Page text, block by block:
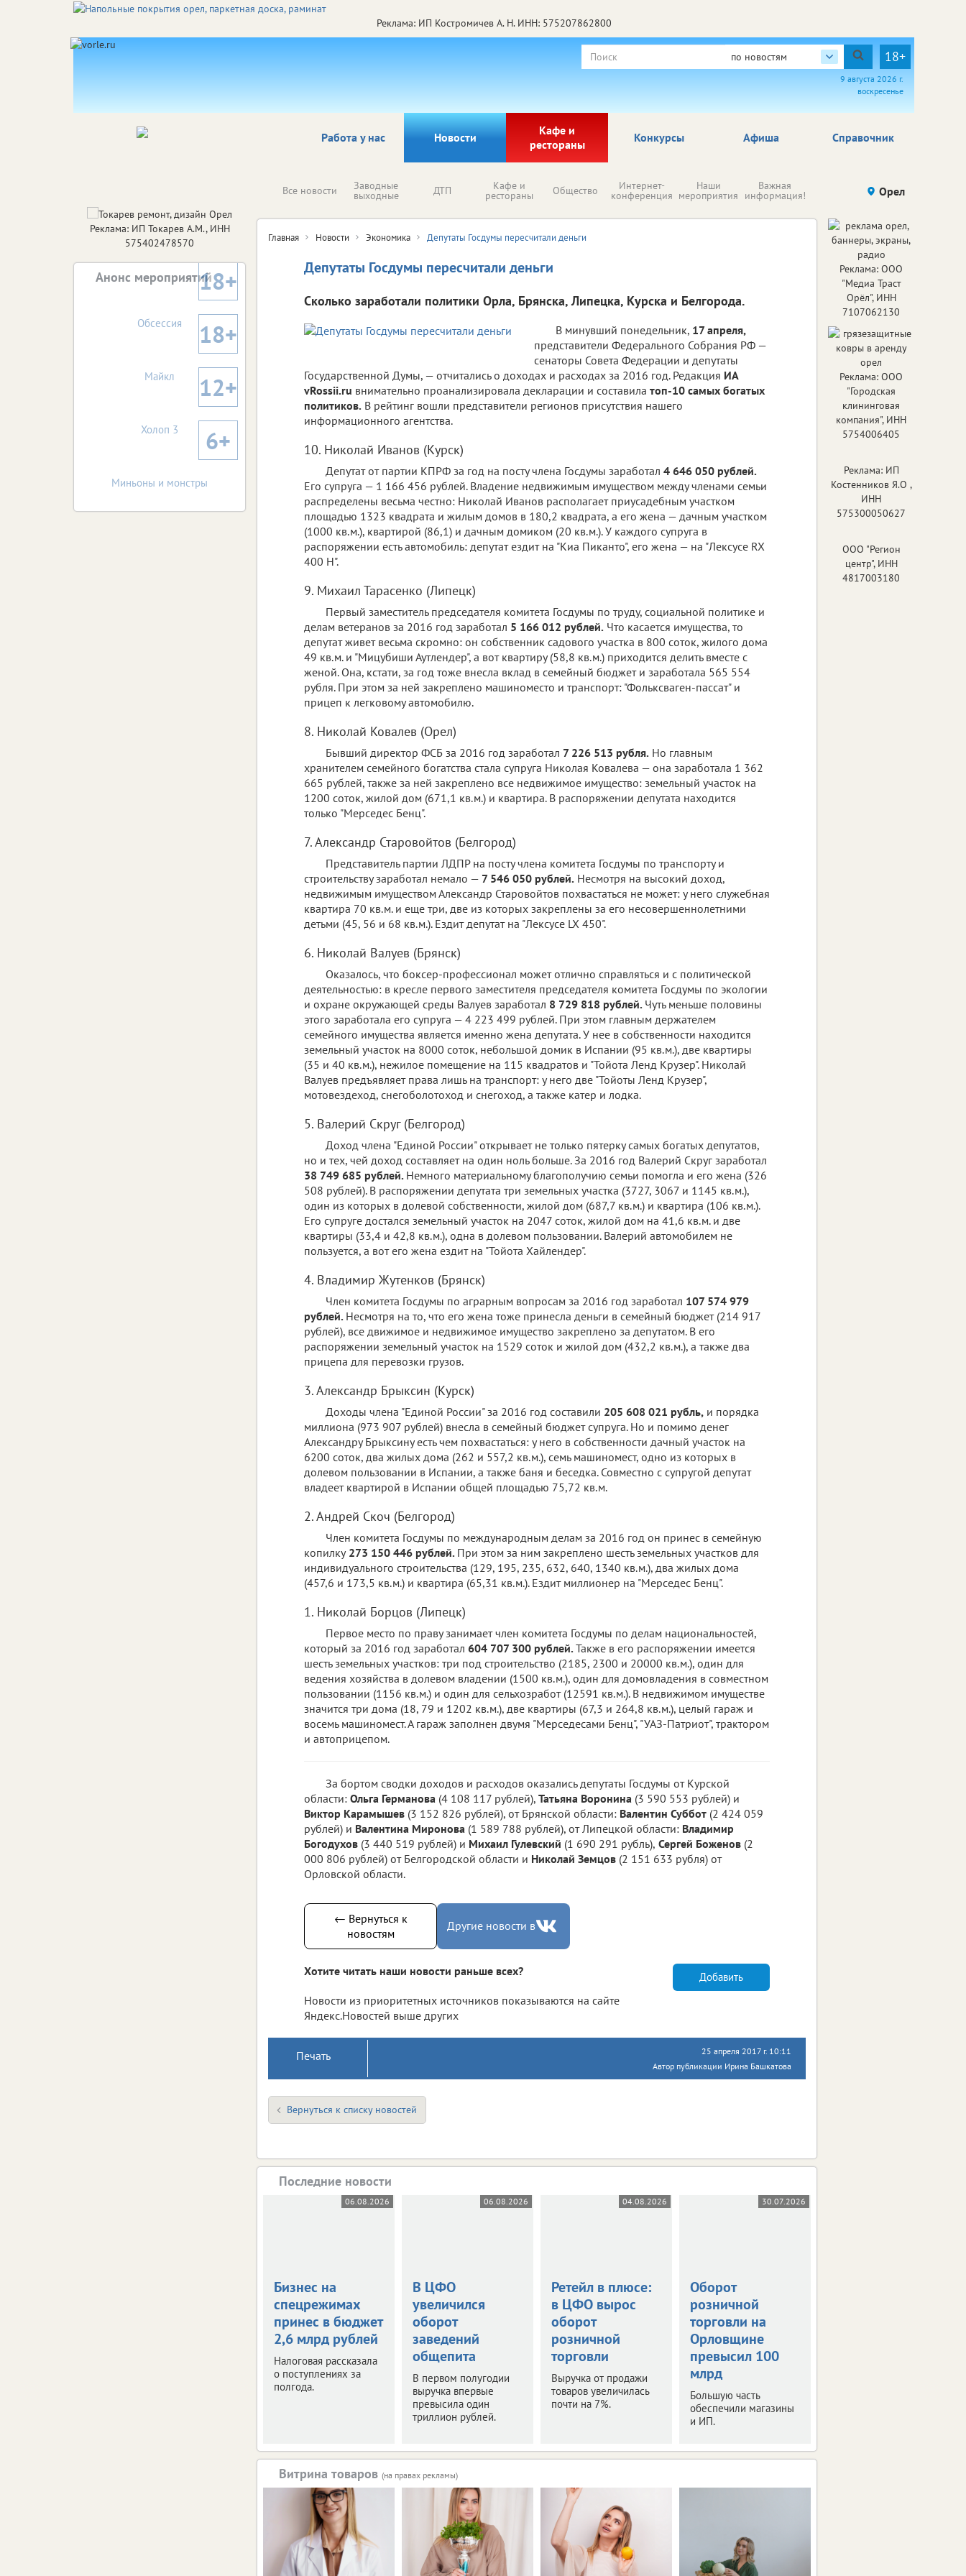
Реклама: ИП Костромичев А. Н. ИНН: 575207862800
по новостям 18+
9 августа 2026 г.
воскресенье
Работа у нас Новости
Кафе и
рестораны
Афиша Справочник
Конкурсы
Все новости Заводные
выходные ДТП Кафе и
рестораны Общество Интернет-
конференция
Наши
мероприятия
Важная
информация! Происшествия Здоровье
Орел
Главная Новости Экономика Депутаты Госдумы пересчитали деньги
Депутаты Госдумы пересчитали деньги
Сколько заработали политики Орла, Брянска, Липецка, Курска и Белгорода.
В минувший понедельник, 17 апреля,
представители Федерального Собрания РФ —
сенаторы Совета Федерации и депутаты
Государственной Думы, — отчитались о доходах и расходах за 2016 год. Редакция ИА
vRossii.ru внимательно проанализировала декларации и составила топ-10 самых богатых
политиков. В рейтинг вошли представители регионов присутствия нашего
информационного агентства.
10. Николай Иванов (Курск)
Депутат от партии КПРФ за год на посту члена Госдумы заработал 4 646 050 рублей.
Его супруга — 1 166 456 рублей. Владение недвижимым имуществом между членами семьи
распределены весьма честно: Николай Иванов располагает приусадебным участком
площадью 1323 квадрата и жилым домов в 180,2 квадрата, а его жена — дачным участком
(1000 кв.м.), квартирой (86,1) и дачным домиком (20 кв.м.). У каждого супруга в
распоряжении есть автомобиль: депутат ездит на "Киа Пиканто", его жена — на "Лексусе RX
400 Н".
9. Михаил Тарасенко (Липецк)
Первый заместитель председателя комитета Госдумы по труду, социальной политике и
делам ветеранов за 2016 год заработал 5 166 012 рублей. Что касается имущества, то
депутат живет весьма скромно: он собственник садового участка в 800 соток, жилого дома
49 кв.м. и "Мицубиши Аутлендер", а вот квартиру (58,8 кв.м.) приходится делить вместе с
женой. Она, кстати, за год тоже внесла вклад в семейный бюджет и заработала 565 554
рубля. При этом за ней закреплено машиноместо и транспорт: "Фольксваген-пассат" и
прицеп к легковому автомобилю.
8. Николай Ковалев (Орел)
Бывший директор ФСБ за 2016 год заработал 7 226 513 рубля. Но главным
хранителем семейного богатства стала супруга Николая Ковалева — она заработала 1 362
665 рублей, также за ней закреплено все недвижимое имущество: земельный участок на
1200 соток, жилой дом (671,1 кв.м.) и квартира. В распоряжении депутата находится
только "Мерседес Бенц".
7. Александр Старовойтов (Белгород)
Представитель партии ЛДПР на посту члена комитета Госдумы по транспорту и
строительству заработал немало — 7 546 050 рублей. Несмотря на высокий доход,
недвижимым имуществом Александр Старовойтов похвастаться не может: у него служебная
квартира 70 кв.м. и еще три, две из которых закреплены за его несовершеннолетними
детьми (45, 56 и 68 кв.м.). Ездит депутат на "Лексусе LX 450".
6. Николай Валуев (Брянск)
Оказалось, что боксер-профессионал может отлично справляться и с политической
деятельностью: в кресле первого заместителя председателя комитета Госдумы по экологии
и охране окружающей среды Валуев заработал 8 729 818 рублей. Чуть меньше половины
этого заработала его супруга — 4 223 499 рублей. При этом главным держателем
семейного имущества является именно жена депутата. У нее в собственности находится
земельный участок на 8000 соток, небольшой домик в Испании (95 кв.м.), две квартиры
(35 и 40 кв.м.), нежилое помещение на 115 квадратов и "Тойота Ленд Крузер". Николай
Валуев предъявляет права лишь на транспорт: у него две "Тойоты Ленд Крузер",
мотовездеход, снегоболотоход и снегоход, а также катер и лодка.
5. Валерий Скруг (Белгород)
Доход члена "Единой России" открывает не только пятерку самых богатых депутатов,
но и тех, чей доход составляет на один ноль больше. За 2016 год Валерий Скруг заработал
38 749 685 рублей. Немного материальному благополучию семьи помогла и его жена (326
508 рублей). В распоряжении депутата три земельных участка (3727, 3067 и 1145 кв.м.),
один из которых в долевой собственности, жилой дом (687,7 кв.м.) и квартира (106 кв.м.).
Его супруге достался земельный участок на 2047 соток, жилой дом на 41,6 кв.м. и две
квартиры (33,4 и 42,8 кв.м.), одна в долевом пользовании. Валерий автомобилем не
пользуется, а вот его жена ездит на "Тойота Хайлендер".
4. Владимир Жутенков (Брянск)
Член комитета Госдумы по аграрным вопросам за 2016 год заработал 107 574 979
рублей. Несмотря на то, что его жена тоже принесла деньги в семейный бюджет (214 917
рублей), все движимое и недвижимое имущество закреплено за депутатом. В его
распоряжении земельный участок на 1529 соток и жилой дом (432,2 кв.м.), а также два
прицепа для перевозки грузов.
3. Александр Брыксин (Курск)
Доходы члена "Единой России" за 2016 год составили 205 608 021 рубль, и порядка
миллиона (973 907 рублей) внесла в семейный бюджет супруга. Но и помимо денег
Александру Брыксину есть чем похвастаться: у него в собственности дачный участок на
6200 соток, два жилых дома (262 и 557,2 кв.м.), семь машиномест, одно из которых в
долевом пользовании в Испании, а также баня и беседка. Совместно с супругой депутат
владеет квартирой в Испании общей площадью 75,72 кв.м.
2. Андрей Скоч (Белгород)
Член комитета Госдумы по международным делам за 2016 год он принес в семейную
копилку273 150 446 рублей. При этом за ним закреплено шесть земельных участков для
индивидуального строительства (129, 195, 235, 632, 640, 1340 кв.м.), два жилых дома
(457,6 и 173,5 кв.м.) и квартира (65,31 кв.м.). Ездит миллионер на "Мерседес Бенц".
1. Николай Борцов (Липецк)
Первое место по праву занимает член комитета Госдумы по делам национальностей,
который за 2016 год заработал 604 707 300 рублей. Также в его распоряжении имеется
шесть земельных участков: три под строительство (2185, 2300 и 20000 кв.м.), один для
ведения хозяйства в долевом владении (1500 кв.м.), один для домовладения в совместном
пользовании (1156 кв.м.) и один для сельхозработ (12591 кв.м.). В недвижимом имуществе
значится три дома (18, 79 и 1202 кв.м.), две квартиры (67,3 и 264,8 кв.м.), целый гараж и
восемь машиномест. А гараж заполнен двумя "Мерседесами Бенц", "УАЗ-Патриот", трактором
и автоприцепом.
За бортом сводки доходов и расходов оказались депутаты Госдумы от Курской
области: Ольга Германова (4 108 117 рублей), Татьяна Воронина (3 590 553 рублей) и
Виктор Карамышев (3 152 826 рублей), от Брянской области: Валентин Суббот (2 424 059
рублей) и Валентина Миронова (1 589 788 рублей), от Липецкой области: Владимир
Богодухов (3 440 519 рублей) и Михаил Гулевский (1 690 291 рубль), Сергей Боженов (2
000 806 рублей) от Белгородской области и Николай Земцов (2 151 633 рубля) от
Орловской области.
← Вернуться к
новостям
Другие новости в
Хотите читать наши новости раньше всех?
Новости из приоритетных источников показываются на сайте
Яндекс.Новостей выше других
Добавить
Печать
25 апреля 2017 г. 10:11
Автор публикации Ирина Башкатова
Вернуться к списку новостей
Последние новости
06.08.2026
Бизнес на
спецрежимах
принес в бюджет
2,6 млрд рублей
Налоговая рассказала
о поступлениях за
полгода.
06.08.2026
В ЦФО
увеличился
оборот
заведений
общепита
В первом полугодии
выручка впервые
превысила один
триллион рублей.
04.08.2026
Ретейл в плюсе:
в ЦФО вырос
оборот
розничной
торговли
Выручка от продажи
товаров увеличилась
почти на 7%.
30.07.2026
Оборот
розничной
торговли на
Орловщине
превысил 100
млрд
Большую часть
обеспечили магазины
и ИП.
Витрина товаров (на правах рекламы)
Реклама: ИП Токарев А.М., ИНН
575402478570
Анонс мероприятий18+
Обсессия 18+
Майкл 12+
Холоп 3 6+
Миньоны и монстры
Реклама: ООО
"Медиа Траст
Орёл", ИНН
7107062130
Реклама: ООО
"Городская
клининговая
компания", ИНН
5754006405
Реклама: ИП
Костенников Я.О ,
ИНН
575300050627
ООО "Регион
центр", ИНН
4817003180